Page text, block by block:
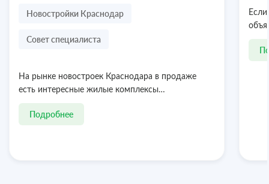
Новостройки Краснодар
Совет специалиста
На рынке новостроек Краснодара в продаже
есть интересные жилые комплексы…
Подробнее